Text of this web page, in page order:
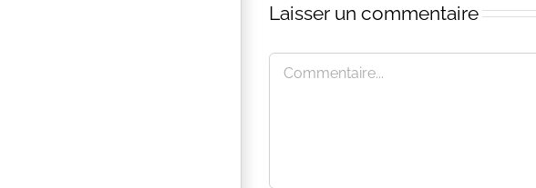
Laisser un commentaire
Commentaire